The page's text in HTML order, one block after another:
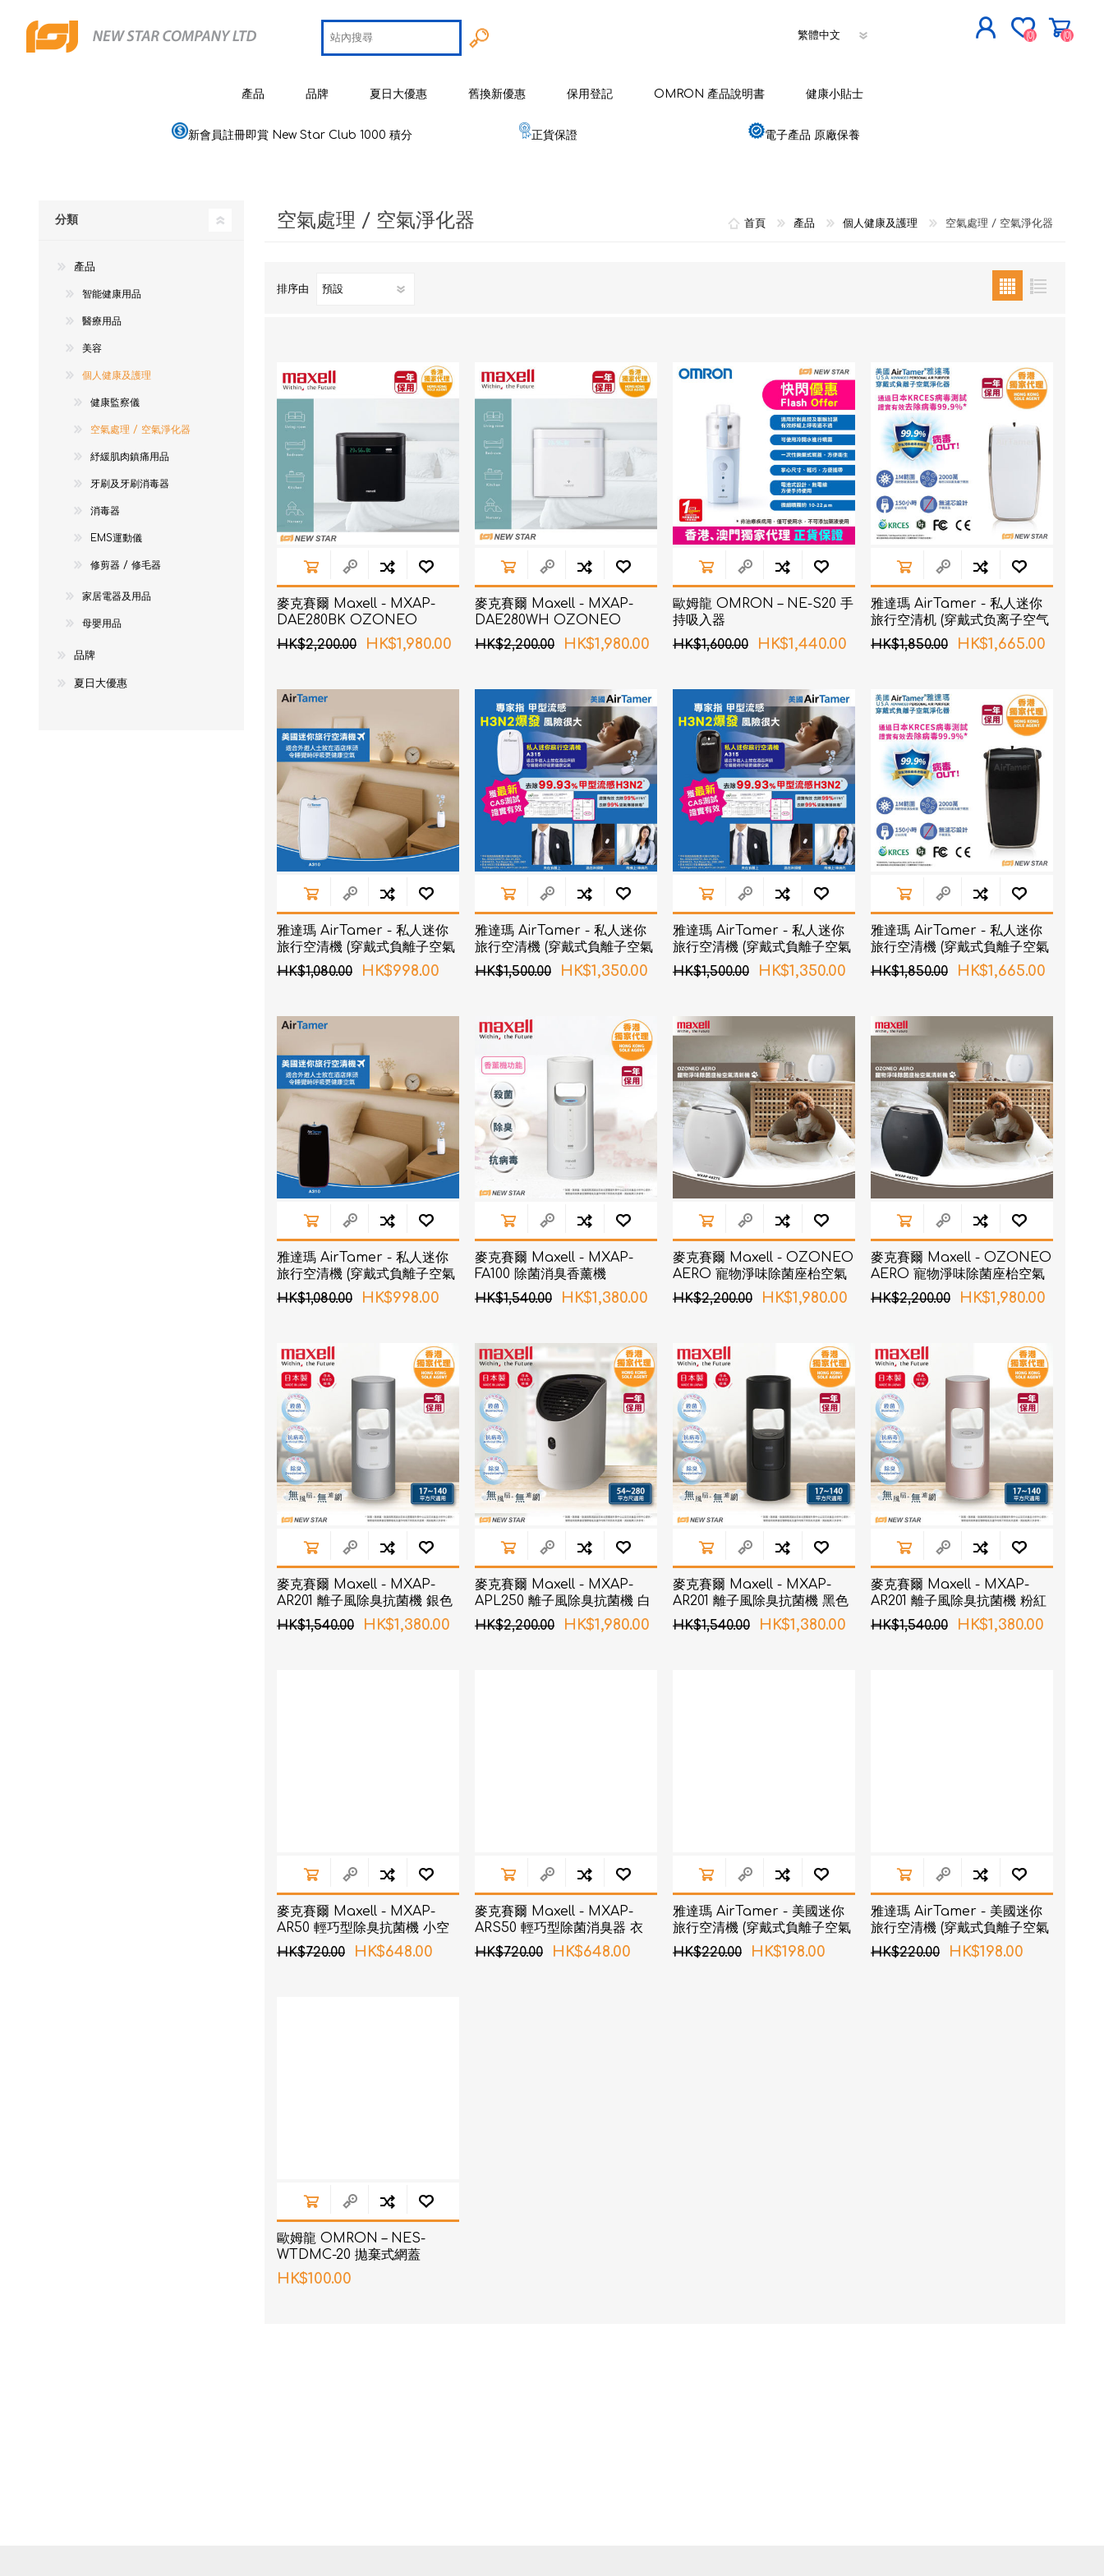
(0) (0)
產品
健康監測器
霧化器及吸入器
修剪器 / 修毛器
EMS運動儀
牙刷及牙刷消毒器
消毒器
家居電器及用品
牙刷及牙刷消毒器
品牌
手持吸入器
Maxell 麥克賽爾
Wellue
血氧儀
NexTrend
essGee
Violife Rockee不倒翁兒童牙刷
LED放大化妝鏡
Ultrawave
Keepstick
品牌介紹 Omron 歐姆龍
OMRON connect「血壓
日記」
體脂塑身管理
舒緩疼痛
PIP 蓓福
AirTamer 雅達瑪
NexTrend
AKOi 雅佳兒
ChoiceMMed 超思
夏日大優惠 舊換新優惠 保用登記 OMRON 產品說明書 健康小貼士
新會員註冊即賞 New Star Club 1000 積分 正貨保證 電子產品 原廠保養
空氣處理 / 空氣淨化器 首頁 產品 個人健康及護理 空氣處理 / 空氣淨化器
排序由
麥克賽爾 Maxell - MXAP-
DAE280BK OZONEO
AERO+ 除菌消臭機 黑色
HK$2,200.00 HK$1,980.00
麥克賽爾 Maxell - MXAP-
DAE280WH OZONEO
AERO+ 除菌消臭機 白色
HK$2,200.00 HK$1,980.00
歐姆龍 OMRON – NE-S20 手
持吸入器
HK$1,600.00
HK$1,440.00
雅達瑪 AirTamer - 私人迷你
旅行空清机 (穿戴式负离子空气
净化器) A320 - 白色
HK$1,850.00 HK$1,665.00
雅達瑪 AirTamer - 私人迷你
旅行空清機 (穿戴式負離子空氣
淨化器) A310 - 白色
HK$1,080.00 HK$998.00
雅達瑪 AirTamer - 私人迷你
旅行空清機 (穿戴式負離子空氣
淨化器) A315 - 白色
HK$1,500.00 HK$1,350.00
雅達瑪 AirTamer - 私人迷你
旅行空清機 (穿戴式負離子空氣
淨化器) A315 - 黑色
HK$1,500.00 HK$1,350.00
雅達瑪 AirTamer - 私人迷你
旅行空清機 (穿戴式負離子空氣
淨化器) A320 - 黑色
HK$1,850.00 HK$1,665.00
雅達瑪 AirTamer - 私人迷你
旅行空清機 (穿戴式負離子空氣
清淨機) A310 - 黑色
HK$1,080.00 HK$998.00
麥克賽爾 Maxell - MXAP-
FA100 除菌消臭香薰機
HK$1,540.00
HK$1,380.00
麥克賽爾 Maxell - OZONEO
AERO 寵物淨味除菌座枱空氣
清新機 MXAP-AE270 白色
HK$2,200.00 HK$1,980.00
麥克賽爾 Maxell - OZONEO
AERO 寵物淨味除菌座枱空氣
清新機 MXAP-AE270 黑色
HK$2,200.00 HK$1,980.00
麥克賽爾 Maxell - MXAP-
AR201 離子風除臭抗菌機 銀色
HK$1,540.00
HK$1,380.00
麥克賽爾 Maxell - MXAP-
APL250 離子風除臭抗菌機 白
色
HK$2,200.00 HK$1,980.00
麥克賽爾 Maxell - MXAP-
AR201 離子風除臭抗菌機 黑色
HK$1,540.00
HK$1,380.00
麥克賽爾 Maxell - MXAP-
AR201 離子風除臭抗菌機 粉紅
色
HK$1,540.00 HK$1,380.00
麥克賽爾 Maxell - MXAP-
AR50 輕巧型除臭抗菌機 小空
間用
HK$720.00 HK$648.00
麥克賽爾 Maxell - MXAP-
ARS50 輕巧型除菌消臭器 衣
類、鞋用
HK$720.00 HK$648.00
雅達瑪 AirTamer - 美國迷你
旅行空清機 (穿戴式負離子空氣
淨化器) A315 白色 專用毛刷蓋
HK$220.00 HK$198.00
雅達瑪 AirTamer - 美國迷你
旅行空清機 (穿戴式負離子空氣
淨化器) A315 黑色 專用毛刷蓋
HK$220.00 HK$198.00
歐姆龍 OMRON – NES-
WTDMC-20 拋棄式網蓋
HK$100.00
分類
產品
智能健康用品
醫療用品
美容
個人健康及護理
健康監察儀
空氣處理 / 空氣淨化器
紓緩肌肉鎮痛用品
牙刷及牙刷消毒器
消毒器
EMS運動儀
修剪器 / 修毛器
家居電器及用品
母嬰用品
品牌
夏日大優惠